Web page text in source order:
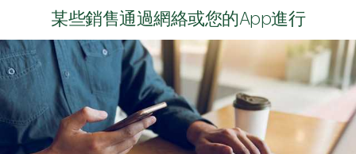
某些銷售通過網絡或您的App進行